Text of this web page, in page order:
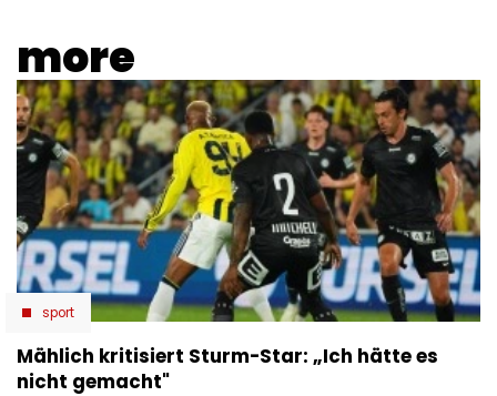
more
sport
Mählich kritisiert Sturm-Star: „Ich hätte es
nicht gemacht"